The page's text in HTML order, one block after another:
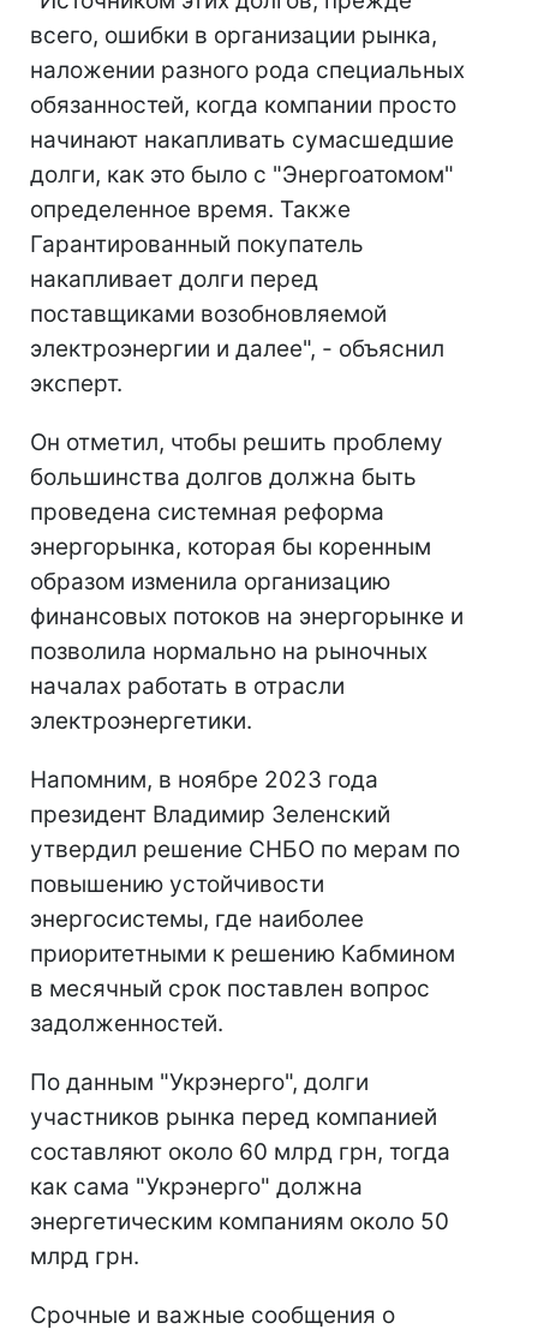
всего, ошибки в организации рынка,
наложении разного рода специальных
обязанностей, когда компании просто
начинают накапливать сумасшедшие
долги, как это было с "Энергоатомом"
определенное время. Также
Гарантированный покупатель
накапливает долги перед
поставщиками возобновляемой
электроэнергии и далее", - объяснил
эксперт.
Он отметил, чтобы решить проблему
большинства долгов должна быть
проведена системная реформа
энергорынка, которая бы коренным
образом изменила организацию
финансовых потоков на энергорынке и
позволила нормально на рыночных
началах работать в отрасли
электроэнергетики.
Напомним, в ноябре 2023 года
президент Владимир Зеленский
утвердил решение СНБО по мерам по
повышению устойчивости
энергосистемы, где наиболее
приоритетными к решению Кабмином
в месячный срок поставлен вопрос
задолженностей.
По данным "Укрэнерго", долги
участников рынка перед компанией
составляют около 60 млрд грн, тогда
как сама "Укрэнерго" должна
энергетическим компаниям около 50
млрд грн.
Срочные и важные сообщения о